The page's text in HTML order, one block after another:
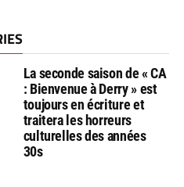
La seconde saison de « CA
: Bienvenue à Derry » est
toujours en écriture et
traitera les horreurs
culturelles des années
30s